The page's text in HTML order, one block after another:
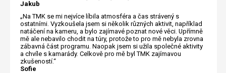
Jakub
„Na TMK se mi nejvíce líbila atmosféra a čas strávený s
ostatními. Vyzkoušela jsem si několik různých aktivit, například
natáčení na kameru, a bylo zajímavé poznat nové věci. Upřímně
mě ale nebavilo chodit na túry, protože to pro mě nebyla zrovna
zábavná část programu. Naopak jsem si užila společné aktivity
a chvíle s kamarády. Celkově pro mě byl TMK zajímavou
zkušeností.“
Sofie